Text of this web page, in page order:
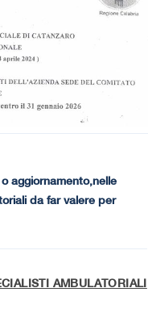
aggiornamento,nelle
da far valere per
AMBULATORIALI